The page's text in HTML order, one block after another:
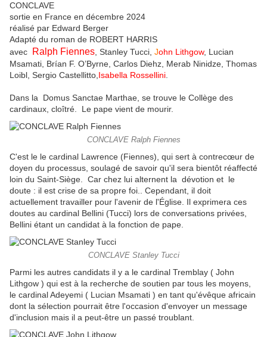
CONCLAVE
sortie en France en décembre 2024
réalisé par Edward Berger
Adapté du roman de ROBERT HARRIS
avec
Ralph Fiennes , Stanley Tucci, John Lithgow, Lucian
Msamati, Brían F. O’Byrne, Carlos Diehz, Merab Ninidze, Thomas
Loibl, Sergio Castellitto, Isabella Rossellini
Dans la Domus Sanctae Marthae, se trouve le Collège des
cardinaux, cloîtré. Le pape vient de mourir.
CONCLAVE Ralph Fiennes
C'est le le cardinal Lawrence (Fiennes), qui sert à contrecœur de
doyen du processus, soulagé de savoir qu'il sera bientôt réaffecté
loin du Saint-Siège. Car chez lui alternent la dévotion et le
doute : il est crise de sa propre foi.. Cependant, il doit
actuellement travailler pour l'avenir de l'Église. Il exprimera ces
doutes au cardinal Bellini (Tucci) lors de conversations privées,
Bellini étant un candidat à la fonction de pape.
CONCLAVE Stanley Tucci
Parmi les autres candidats il y a le cardinal Tremblay ( John
Lithgow ) qui est à la recherche de soutien par tous les moyens,
le cardinal Adeyemi ( Lucian Msamati ) en tant qu'évêque africain
dont la sélection pourrait être l'occasion d'envoyer un message
d'inclusion mais il a peut-être un passé troublant.